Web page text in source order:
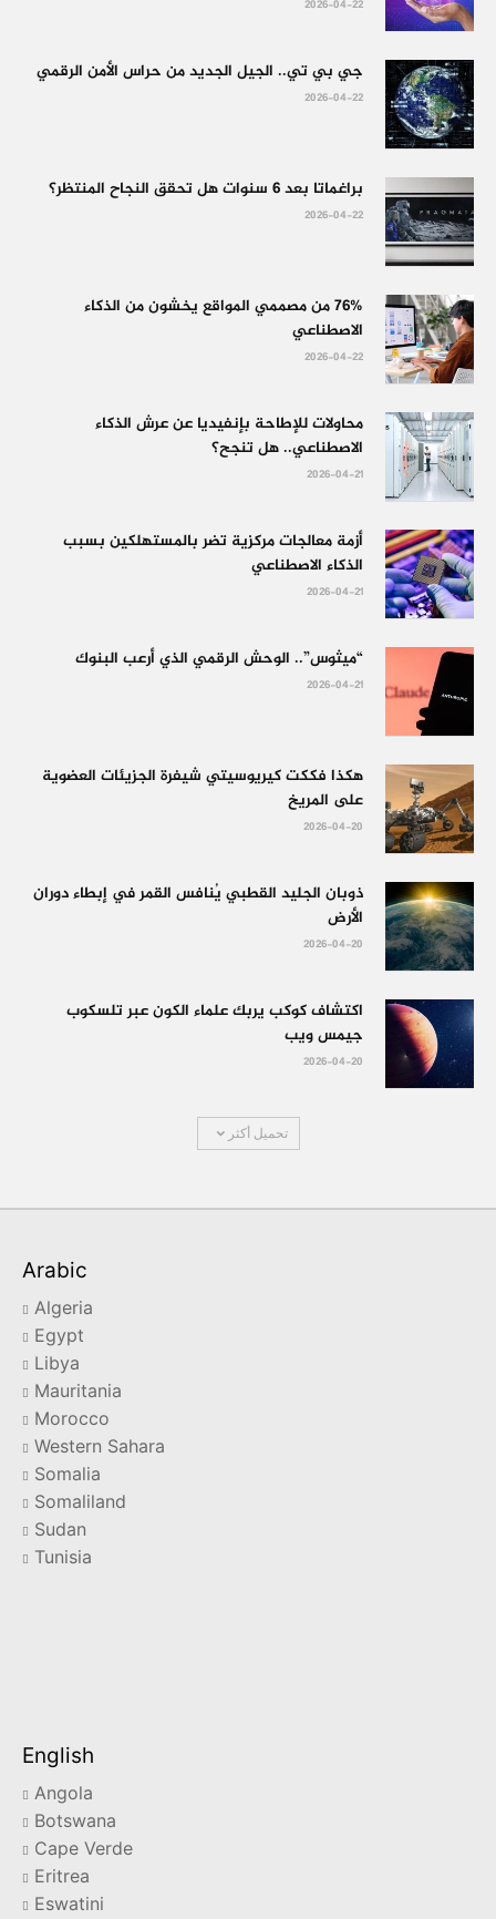
2026-04-22
جي بي تي.. الجيل الجديد من حراس الأمن الرقمي
2026-04-22
براغماتا بعد 6 سنوات هل تحقق النجاح المنتظر؟
2026-04-22
76% من مصممي المواقع يخشون من الذكاء
الاصطناعي
2026-04-22
محاولات للإطاحة بإنفيديا عن عرش الذكاء
الاصطناعي.. هل تنجح؟
2026-04-21
أزمة معالجات مركزية تضر بالمستهلكين بسبب
الذكاء الاصطناعي
2026-04-21
“ميثوس”.. الوحش الرقمي الذي أرعب البنوك
2026-04-21
هكذا فككت كيريوسيتي شيفرة الجزيئات العضوية
على المريخ
2026-04-20
ذوبان الجليد القطبي يُنافس القمر في إبطاء دوران
الأرض
2026-04-20
اكتشاف كوكب يربك علماء الكون عبر تلسكوب
جيمس ويب
2026-04-20
تحميل أكثر
Arabic
Algeria
Egypt
Libya
Mauritania
Morocco
Western Sahara
Somalia
Somaliland
Sudan
Tunisia
English
Angola
Botswana
Cape Verde
Eritrea
Eswatini